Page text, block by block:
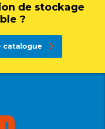
de stockage
?
catalogue